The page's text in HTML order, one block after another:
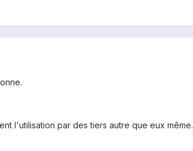
l'utilisation par des tiers autre que eux même.